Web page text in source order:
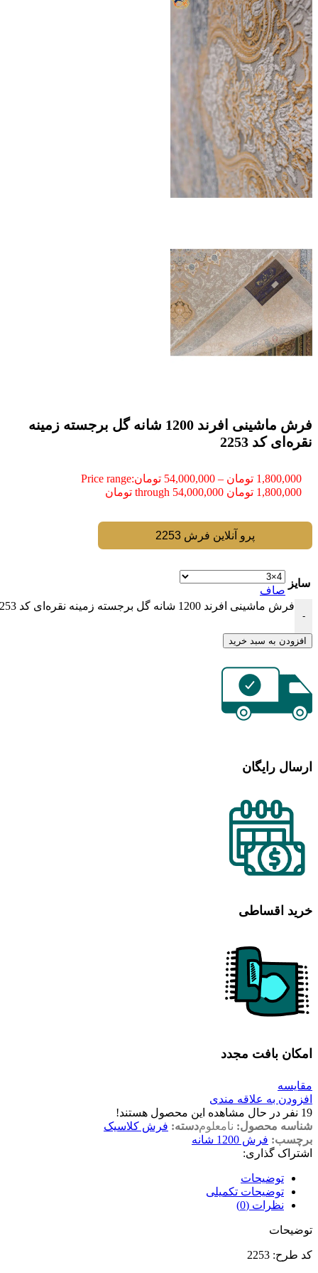
فرش ماشینی افرند 1200 شانه گل برجسته زمینه
نقره‌ای کد 2253
1,800,000 تومان –
54,000,000 تومانPrice range:
1,800,000 تومان through 54,000,000 تومان
پرو آنلاین فرش 2253
سایز
صاف
-
فرش ماشینی افرند 1200 شانه گل برجسته زمینه نقره‌ای کد 2253 عدد
افزودن به سبد خرید
ارسال رایگان
خرید اقساطی
امکان بافت مجدد
مقایسه
افزودن به علاقه مندی
19 نفر در حال مشاهده این محصول هستند!
شناسه محصول: نامعلومدسته: فرش کلاسیک
برچسب: فرش 1200 شانه
اشتراک گذاری:
توضیحات
توضیحات تکمیلی
نظرات (0)
توضیحات
کد طرح: 2253